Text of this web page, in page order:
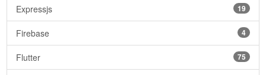
19
Expressjs
4
Firebase
75
Flutter